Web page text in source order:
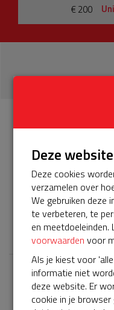
€ 200
Info Donateurs
Het servicepakket van
moet worden
blijft. Help je mee?
𝕏
Deze
Deze cookies
verzamelen over
We gebruiken deze
te verbeteren, te
en meetdoeleinden.
voorwaarden voor
Als je kiest voor
informatie niet
deze website. Er
cookie in je